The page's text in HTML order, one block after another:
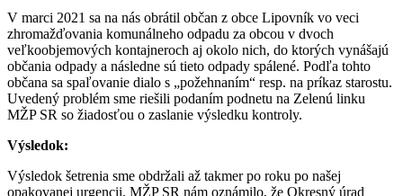
V marci 2021 sa na nás obrátil občan z obce Lipovník vo veci
zhromažďovania komunálneho odpadu za obcou v dvoch
veľkoobjemových kontajneroch aj okolo nich, do ktorých vynášajú
občania odpady a následne sú tieto odpady spálené. Podľa tohto
občana sa spaľovanie dialo s „požehnaním“ resp. na príkaz starostu.
Uvedený problém sme riešili podaním podnetu na Zelenú linku
MŽP SR so žiadosťou o zaslanie výsledku kontroly.
Výsledok:
Výsledok šetrenia sme obdržali až takmer po roku po našej
opakovanej urgencii. MŽP SR nám oznámilo, že Okresný úrad